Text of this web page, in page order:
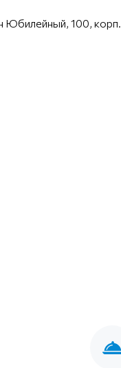
Юбилейный, 100, корп.